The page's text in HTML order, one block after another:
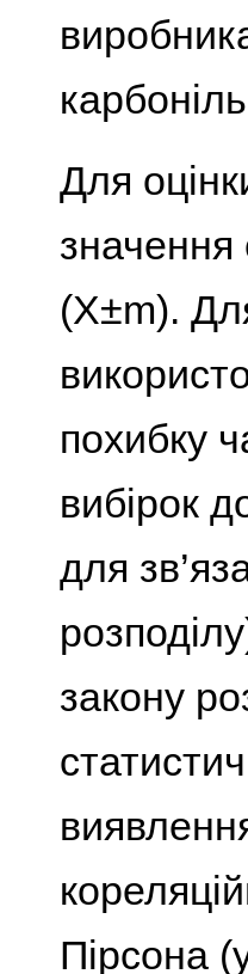
Для
значення
(Х±m).
похибку
вибірок
для
закону
Пірсона